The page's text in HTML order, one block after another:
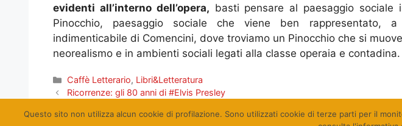
evidenti all’interno dell’opera, basti pensare al paesaggio
Pinocchio, paesaggio sociale che viene ben rappresentato,
indimenticabile di Comencini, dove troviamo un Pinocchio che si
neorealismo e in ambienti sociali legati alla classe operaia e contadina.
Categorie
Caffè Letterario, Libri&Letteratura
Ricorrenze: gli 80 anni di #Elvis Presley
Questo sito non utilizza alcun cookie di profilazione. Sono utilizzati cookie di terze parti per il